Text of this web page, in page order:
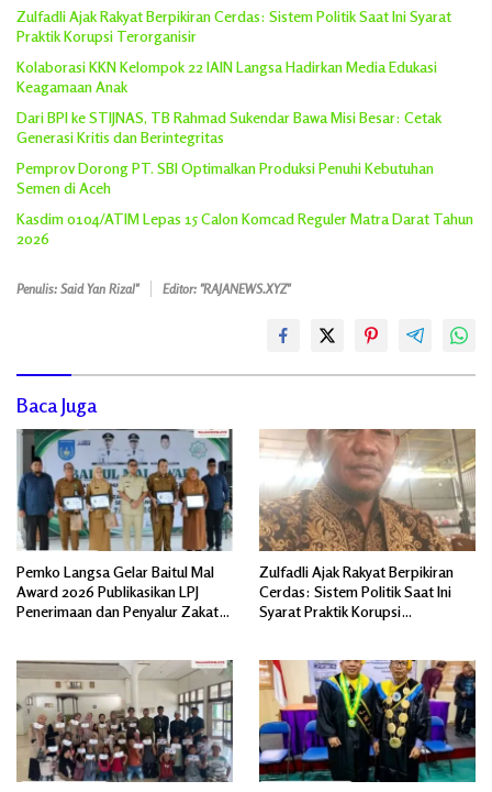
Zulfadli Ajak Rakyat Berpikiran Cerdas: Sistem Politik Saat Ini Syarat
Praktik Korupsi Terorganisir
Kolaborasi KKN Kelompok 22 IAIN Langsa Hadirkan Media Edukasi
Keagamaan Anak
Dari BPI ke STIJNAS, TB Rahmad Sukendar Bawa Misi Besar: Cetak
Generasi Kritis dan Berintegritas
Pemprov Dorong PT. SBI Optimalkan Produksi Penuhi Kebutuhan
Semen di Aceh
Kasdim 0104/ATIM Lepas 15 Calon Komcad Reguler Matra Darat Tahun
2026
Penulis: Said Yan Rizal" Editor: "RAJANEWS.XYZ"
Baca Juga
Pemko Langsa Gelar Baitul Mal
Award 2026 Publikasikan LPJ
Penerimaan dan Penyalur Zakat
Zulfadli Ajak Rakyat Berpikiran
Cerdas: Sistem Politik Saat Ini
Syarat Praktik Korupsi